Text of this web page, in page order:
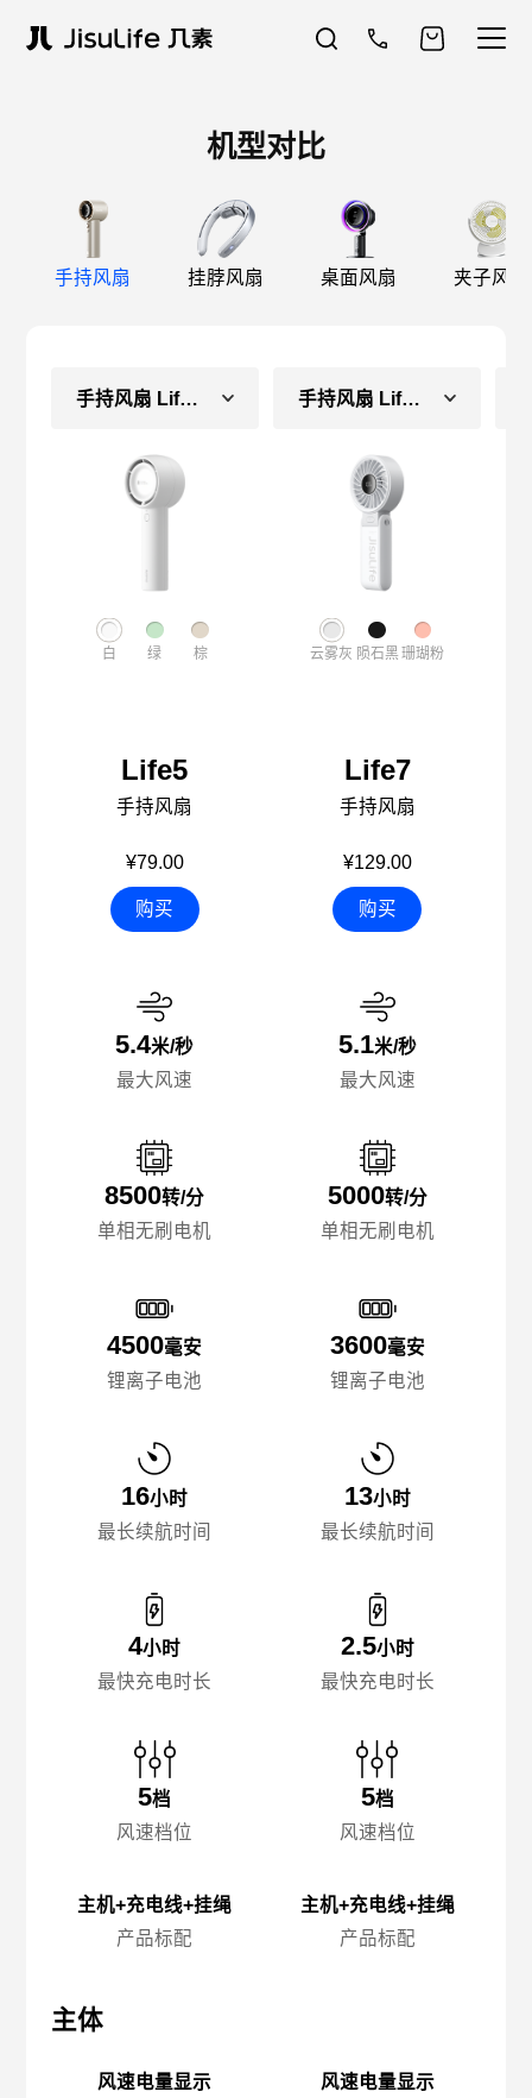
机型对比
手持风扇 挂脖风扇 桌面风扇 夹子风扇
手持风扇 Life5（长续航款）
白 绿 棕
Life5
手持风扇
¥79.00
购买
5.4米/秒
最大风速
8500转/分
单相无刷电机
4500毫安
锂离子电池
16小时
最长续航时间
4小时
最快充电时长
5档
风速档位
主机+充电线+挂绳
产品标配
主体
风速电量显示
手持风扇 Life7（常规款）
云雾灰 陨石黑 珊瑚粉
Life7
手持风扇
¥129.00
购买
5.1米/秒
最大风速
5000转/分
单相无刷电机
3600毫安
锂离子电池
13小时
最长续航时间
2.5小时
最快充电时长
5档
风速档位
主机+充电线+挂绳
产品标配
风速电量显示